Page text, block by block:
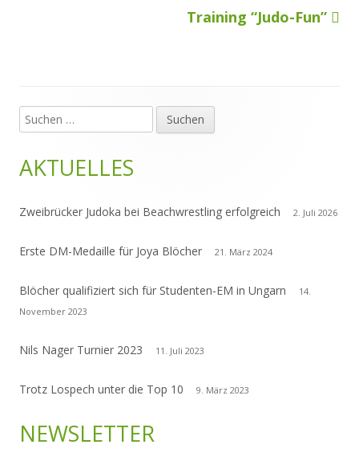
BeitragsnavigationNächster
Training “Judo-Fun”
Haupt-
Seitenleiste
Suchen
nach:
AKTUELLES
Zweibrücker Judoka bei Beachwrestling erfolgreich 2. Juli 2026
Erste DM-Medaille für Joya Blöcher 21. März 2024
Blöcher qualifiziert sich für Studenten-EM in Ungarn
14.
November 2023
Nils Nager Turnier 2023 11. Juli 2023
Trotz Lospech unter die Top 10 9. März 2023
NEWSLETTER